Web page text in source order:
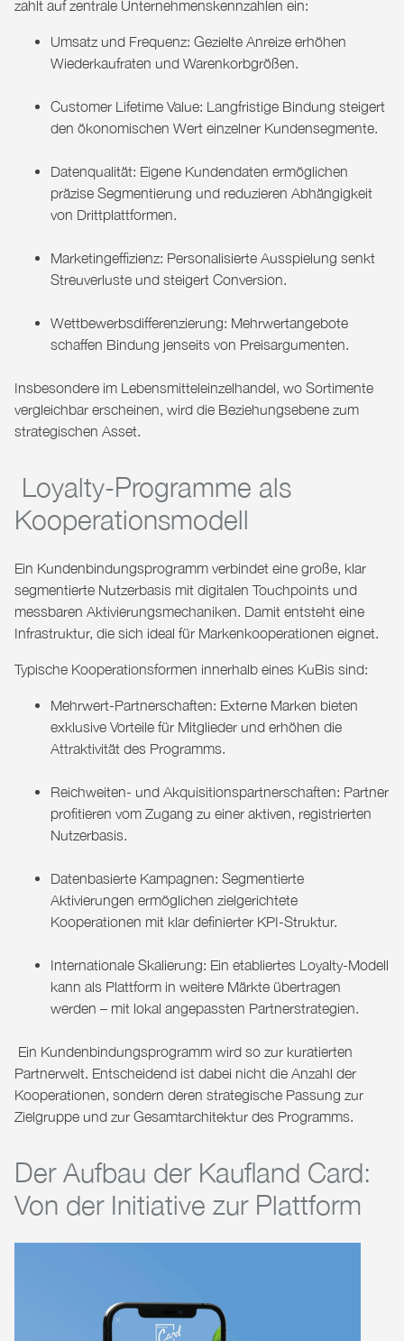
zahlt auf zentrale Unternehmenskennzahlen ein:
Umsatz und Frequenz: Gezielte Anreize erhöhen
Wiederkaufraten und Warenkorbgrößen.
Customer Lifetime Value: Langfristige Bindung steigert
den ökonomischen Wert einzelner Kundensegmente.
Datenqualität: Eigene Kundendaten ermöglichen
präzise Segmentierung und reduzieren Abhängigkeit
von Drittplattformen.
Marketingeffizienz: Personalisierte Ausspielung senkt
Streuverluste und steigert Conversion.
Wettbewerbsdifferenzierung: Mehrwertangebote
schaffen Bindung jenseits von Preisargumenten.
Insbesondere im Lebensmitteleinzelhandel, wo Sortimente
vergleichbar erscheinen, wird die Beziehungsebene zum
strategischen Asset.
Loyalty-Programme als
Kooperationsmodell
Ein Kundenbindungsprogramm verbindet eine große, klar
segmentierte Nutzerbasis mit digitalen Touchpoints und
messbaren Aktivierungsmechaniken. Damit entsteht eine
Infrastruktur, die sich ideal für Markenkooperationen eignet.
Typische Kooperationsformen innerhalb eines KuBis sind:
Mehrwert-Partnerschaften: Externe Marken bieten
exklusive Vorteile für Mitglieder und erhöhen die
Attraktivität des Programms.
Reichweiten- und Akquisitionspartnerschaften: Partner
profitieren vom Zugang zu einer aktiven, registrierten
Nutzerbasis.
Datenbasierte Kampagnen: Segmentierte
Aktivierungen ermöglichen zielgerichtete
Kooperationen mit klar definierter KPI-Struktur.
Internationale Skalierung: Ein etabliertes Loyalty-Modell
kann als Plattform in weitere Märkte übertragen
werden – mit lokal angepassten Partnerstrategien.
Ein Kundenbindungsprogramm wird so zur kuratierten
Partnerwelt. Entscheidend ist dabei nicht die Anzahl der
Kooperationen, sondern deren strategische Passung zur
Zielgruppe und zur Gesamtarchitektur des Programms.
Der Aufbau der Kaufland Card:
Von der Initiative zur Plattform